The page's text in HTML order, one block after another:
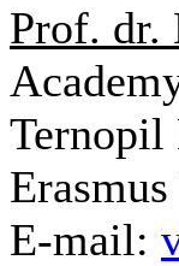
Prof. dr.
Ternopil
E-mail: